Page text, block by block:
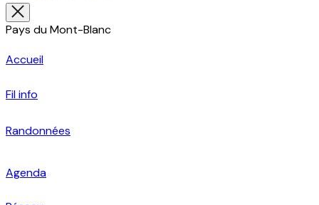
Pays du Mont-Blanc
Accueil
Fil info
Randonnées
Agenda